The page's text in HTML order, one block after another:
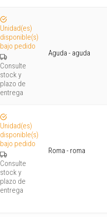
Unidad(es)
disponible(s)
bajo pedido
Consulte
stock y
plazo de
entrega
Aguda - aguda
Unidad(es)
disponible(s)
bajo pedido
Consulte
stock y
plazo de
entrega
Roma - roma